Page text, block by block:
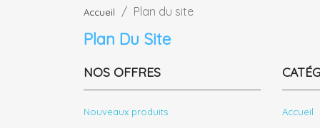
Accueil Plan du site
Plan Du Site
NOS OFFRES
Nouveaux produits Accueil